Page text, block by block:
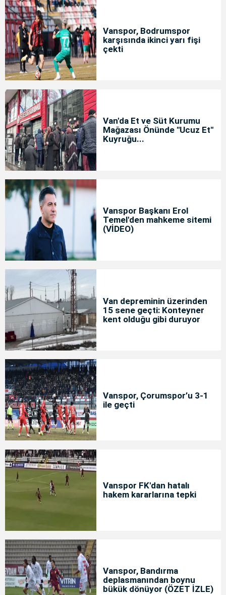
Vanspor, Bodrumspor
karşısında ikinci yarı fişi
çekti
Van'da Et ve Süt Kurumu
Mağazası Önünde "Ucuz Et"
Kuyruğu...
Vanspor Başkanı Erol
Temel'den mahkeme sitemi
(VİDEO)
Van depreminin üzerinden
15 sene geçti: Konteyner
kent olduğu gibi duruyor
Vanspor, Çorumspor’u 3-1
ile geçti
Vanspor FK'dan hatalı
hakem kararlarına tepki
Vanspor, Bandırma
deplasmanından boynu
bükük dönüyor (ÖZET İZLE)